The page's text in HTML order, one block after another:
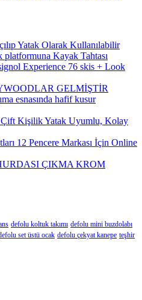
Yatak Olarak Kullanılabilir
Kayak Tahtası
Experience 76 skis + Look
GELMİŞTİR
esnasında hafif kusur
Kişilik Yatak Uyumlu, Kolay
12 Pencere Markası İçin Online
ÇIKMA KROM
defolu koltuk takımı defolu mini buzdolabı
set üstü ocak defolu çekyat kanepe teşhir